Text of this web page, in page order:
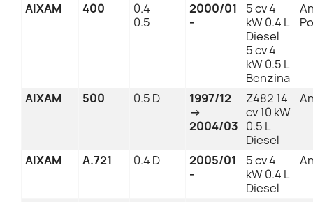
AIXAM 400
0.4
0.5
2000/01
-
5 cv 4
kW 0.4 L
Diesel
5 cv 4
kW 0.5 L
Benzina
AIXAM 500 0.5 D
1997/12
→
2004/03
Z482 14
cv 10 kW
0.5 L
Diesel
AIXAM A.721 0.4 D
2005/01
-
5 cv 4
kW 0.4 L
Diesel